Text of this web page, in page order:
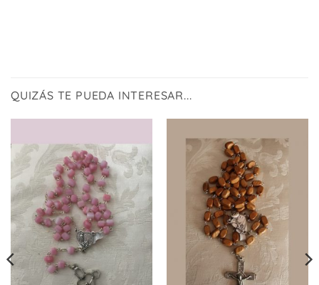
QUIZÁS TE PUEDA INTERESAR...